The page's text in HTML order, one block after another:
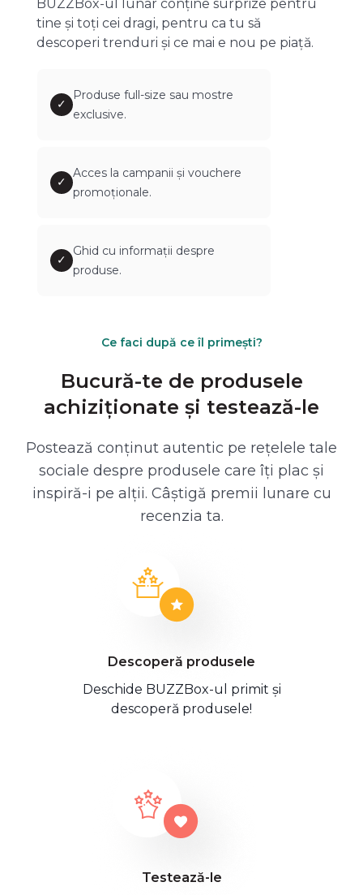
BUZZBox-ul lunar conține surprize pentru
tine și toți cei dragi, pentru ca tu să
descoperi trenduri și ce mai e nou pe piață.
✓
Produse full-size sau mostre
exclusive.
✓
Acces la campanii și vouchere
promoționale.
✓
Ghid cu informații despre
produse.
Ce faci după ce îl primești?
Bucură-te de produsele
achiziționate și testează-le
Postează conținut autentic pe rețelele tale
sociale despre produsele care îți plac și
inspiră-i pe alții. Câștigă premii lunare cu
recenzia ta.
Descoperă produsele
Deschide BUZZBox-ul primit și
descoperă produsele!
Testează-le